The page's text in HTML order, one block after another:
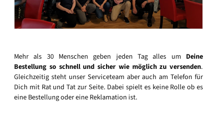
Mehr als 30 Menschen geben jeden Tag alles um Deine
Bestellung so schnell und sicher wie möglich zu versenden.
Gleichzeitig steht unser Serviceteam aber auch am Telefon für
Dich mit Rat und Tat zur Seite. Dabei spielt es keine Rolle ob es
eine Bestellung oder eine Reklamation ist.